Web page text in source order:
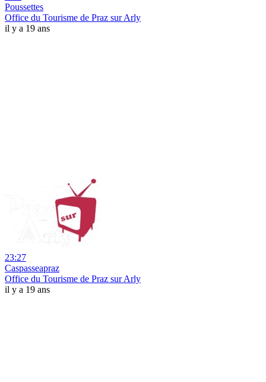
Poussettes
Office du Tourisme de Praz sur Arly
il y a 19 ans
23:27
Caspasseapraz
Office du Tourisme de Praz sur Arly
il y a 19 ans